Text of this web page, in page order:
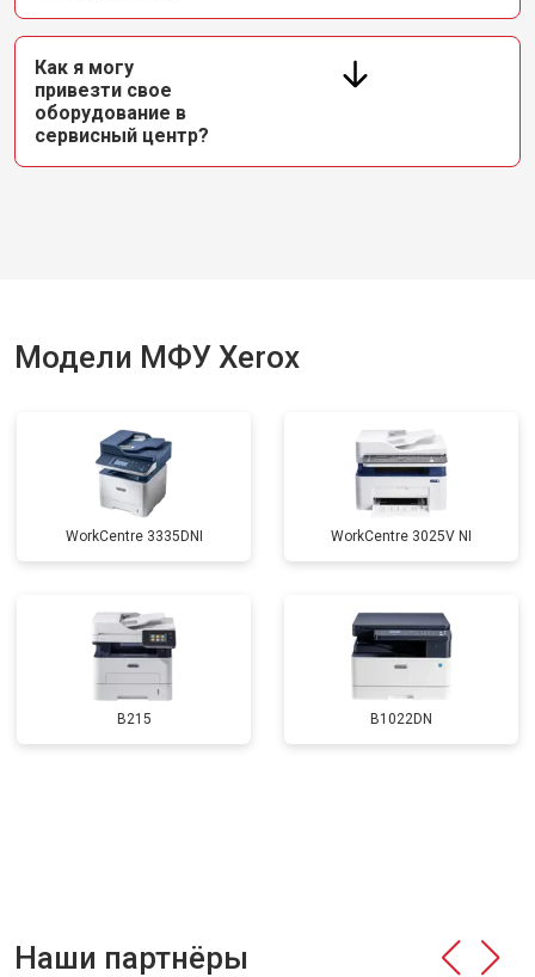
Как я могу
привезти свое
оборудование в
сервисный центр?
Модели МФУ Xerox
WorkCentre 3335DNI WorkCentre 3025V NI
B215 B1022DN
Наши партнёры